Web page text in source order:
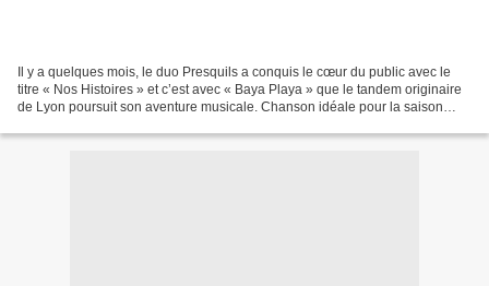
Il y a quelques mois, le duo Presquils a conquis le cœur du public avec le
titre « Nos Histoires » et c’est avec « Baya Playa » que le tandem originaire
de Lyon poursuit son aventure musicale. Chanson idéale pour la saison